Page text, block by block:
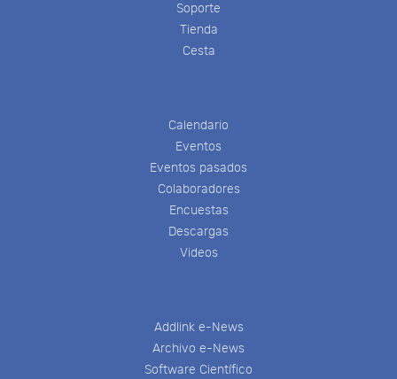
Soporte
Tienda
Cesta
Calendario
Eventos
Eventos pasados
Colaboradores
Encuestas
Descargas
Videos
Addlink e-News
Archivo e-News
Software Científico